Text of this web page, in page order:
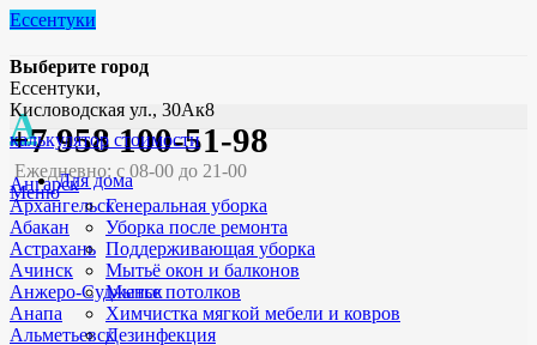
Ессентуки
Выберите город
А
Ангарск
Архангельск
Абакан
Астрахань
Ачинск
Анжеро-Судженск
Анапа
Альметьевск
Ессентуки,
Кисловодская ул., 30Ак8
+7 958 100-51-98
Ежедневно: с 08-00 до 21-00
Меню
калькулятор стоимости
Для дома
Генеральная уборка
Уборка после ремонта
Поддерживающая уборка
Мытьё окон и балконов
Мытье потолков
Химчистка мягкой мебели и ковров
Дезинфекция